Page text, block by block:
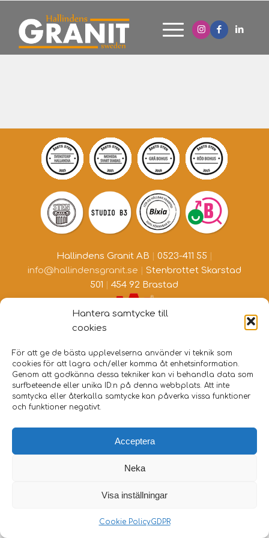
Hantera samtycke till
cookies
För att ge de bästa upplevelserna använder vi teknik som
cookies för att lagra och/eller komma åt enhetsinformation.
Genom att godkänna dessa tekniker kan vi behandla data som
surfbeteende eller unika ID:n på denna webbplats. Att inte
samtycka eller återkalla samtycke kan påverka vissa funktioner
och funktioner negativt.
Acceptera
Neka
Visa inställningar
Cookie PolicyGDPR
Hallindens Granit AB 0523-411 55|
info@hallindensgranit.se
Stenbrottet Skarstad
501 |454 92 Brastad